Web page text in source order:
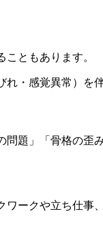
ともあります。
・感覚異常）を
題」「骨格の
ークや立ち仕